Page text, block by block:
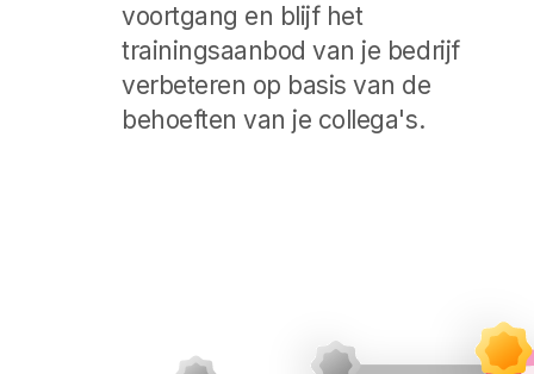
voortgang en blijf het
trainingsaanbod van je bedrijf
verbeteren op basis van de
behoeften van je collega's.